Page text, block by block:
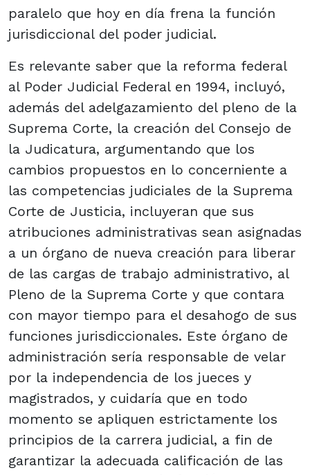
paralelo que hoy en día frena la función
jurisdiccional del poder judicial.
Es relevante saber que la reforma federal
al Poder Judicial Federal en 1994, incluyó,
además del adelgazamiento del pleno de la
Suprema Corte, la creación del Consejo de
la Judicatura, argumentando que los
cambios propuestos en lo concerniente a
las competencias judiciales de la Suprema
Corte de Justicia, incluyeran que sus
atribuciones administrativas sean asignadas
a un órgano de nueva creación para liberar
de las cargas de trabajo administrativo, al
Pleno de la Suprema Corte y que contara
con mayor tiempo para el desahogo de sus
funciones jurisdiccionales. Este órgano de
administración sería responsable de velar
por la independencia de los jueces y
magistrados, y cuidaría que en todo
momento se apliquen estrictamente los
principios de la carrera judicial, a fin de
garantizar la adecuada calificación de las